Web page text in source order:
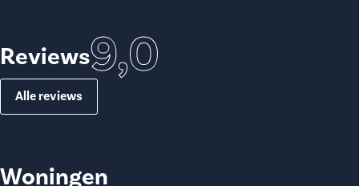
Reviews9,0
Alle reviews
Woningen